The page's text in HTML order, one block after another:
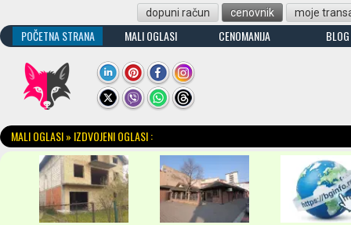
dopuni račun cenovnik moje
POČETNA STRANA MALI OGLASI CENOMANIJA BLOG
MALI OGLASI » IZDVOJENI OGLASI :